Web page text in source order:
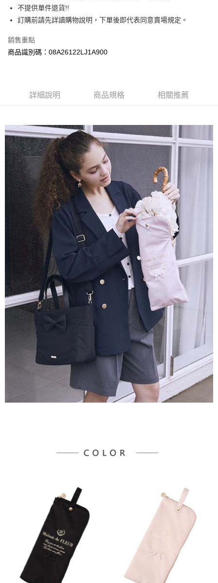
元大商業銀行
玉山商業銀行
星展（台灣）商業銀行
台灣樂天信用卡公司
悠遊付
大哥付你分期
相關說明
流程，驗證手機門號後，選擇欲分期的期數、繳款截止日，確認付款後即完
消。如遇「轉專審核」未通過狀況，表示未達大哥付你分期系統評分，恕無
法說明評估內容。
【繳款方式說明】
1.分期款項不併入電信帳單，「大哥付你分期」於每月結算日後寄送繳費提
醒簡訊。
2.透過簡訊連結打開帳單後，可選擇「超商條碼／台灣大直營門市／銀行轉
帳／街口支付／iPASS MONEY」等通路繳費。
【注意事項】
1.本服務係由「台灣大哥大股份有限公司」（以下簡稱本公司）所提供，讓
用戶於交易時，得透過本服務購買商品或服務，並由商店將買賣／分期付款
買賣價金債權讓與本公司後，依約使用本公司帳單繳交帳款。
2.基於同意付款使用「大哥付你分期」之契約關係目的，商店將以您的個人
資料（包含姓名、電話或地址）提供予台灣大哥大進項蒐集、處理及利用，
由本公司與您本人進行分期帳單所需資料之確認、核對及更正。
3.完整用戶服務條款，請詳閱以下連結：
https://oppay.tw/userRule
【關於「AFTEE先享後付」】
１．簡單：不需註冊會員、不需綁卡、不需儲值。
２．便利：只要手機號碼，簡訊認證，即可結帳。
３．安心：先確認商品／服務後，再付款。
【「AFTEE先享後付」結帳流程】
１．於結帳方式選擇「AFTEE先享後付」後，將跳轉至「AFTEE先享後付」
結帳頁面，進行簡訊認證並確認金額後，即可完成結帳。
２．訂單成立數日內，您將收到繳費通知簡訊。
３．收到繳費通知簡訊後14天內，點擊此簡訊中的連結，可透過四大超商／
ATM／網路銀行／等多元方式進行付款，方視為交易完成。
※ 請注意：結帳手續完成當下不需立刻繳費，但若您需要取消訂單，請聯絡
購買商品的店家。未經商家同意取消之訂單仍視為有效，需透過AFTEE先享
後付繳納相關費用。
※ 交易是否成功請以「AFTEE先享後付 」之結帳頁面顯示為準，若有關於
是否繳費成功／繳費後需取消欲退款等相關疑問，請聯繫「AFTEE先享後付
客戶支援中心」https://netprotections.freshdesk.com/support/home
１．透過由恩沛科技股份有限公司提供之「AFTEE先享後付」服務完成之交
易，需依本服務之必要範圍內提供個人資料，並將交易相關給付款項請求債
權轉讓予恩沛科技股份有限公司。
２．關於個人資料處理事宜，請瀏覽以下網址：
https://aftee.tw/terms/#terms3
３．未成年的使用者請事先徵得法定代理人或監護人之同意方可使用
「AFTEE先享後付」，若未經同意申辦者引起之損失，本公司不負相關責
４．使用「AFTEE先享後付」時，將依據個別帳號之用戶狀況，依本公司即
時審查核予不同之上限額度；若仍有額度不足之情形，本公司將視審查結果
５．嚴禁一人註冊多個帳號或使用他人資訊註冊。若發現惡意使用之情形，
恩沛科技股份有限公司將有權停止該用戶之使用額度並採取法律行動。
運送方式
全家取貨付款
每筆NT$60，滿NT$388(含以上)免運費
每筆NT$60，滿NT$388(含以上)免運費
萊爾富取貨付款
每筆NT$60，滿NT$888(含以上)免運費
萊爾富純取貨
每筆NT$60，滿NT$888(含以上)免運費
7-11取貨付款
每筆NT$60，滿NT$888(含以上)免運費
7-11純取貨
每筆NT$60，滿NT$888(含以上)免運費
每筆NT$90，滿NT$888(含以上)免運費
不提供單件退貨!!
訂購前請先詳讀購物說明，下單後即代表同意賣場規定。
銷售重點
商品識別碼：08A26122LJ1A900
詳細說明 商品規格 相關推薦